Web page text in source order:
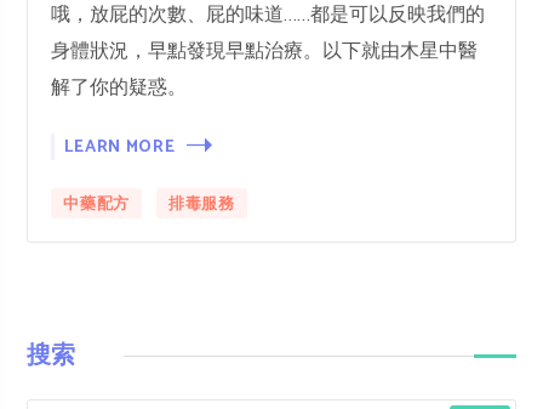
哦，放屁的次數、屁的味道……都是可以反映我們的
身體狀況，早點發現早點治療。以下就由木星中醫
解了你的疑惑。
LEARN MORE
中藥配方 排毒服務
搜索